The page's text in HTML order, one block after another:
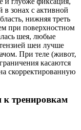
зонах с активной
нижняя треть
при поверхностном
шея, любые
шеи лучше
При теле (живот,
касаются
скорректированную
к тренировкам